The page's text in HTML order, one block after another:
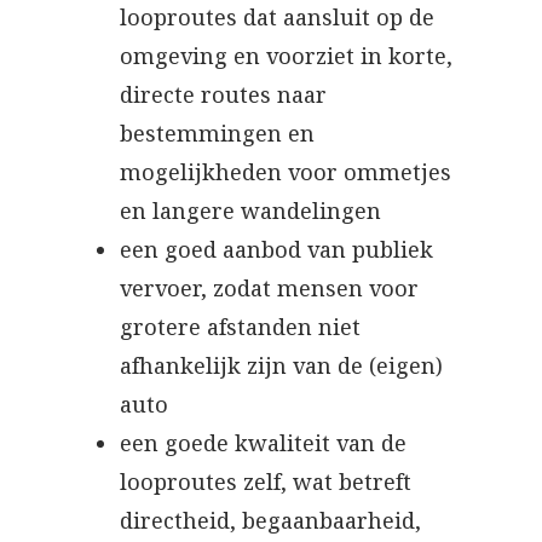
looproutes dat aansluit op de
omgeving en voorziet in korte,
directe routes naar
bestemmingen en
mogelijkheden voor ommetjes
en langere wandelingen
een goed aanbod van publiek
vervoer, zodat mensen voor
grotere afstanden niet
afhankelijk zijn van de (eigen)
auto
een goede kwaliteit van de
looproutes zelf, wat betreft
directheid, begaanbaarheid,